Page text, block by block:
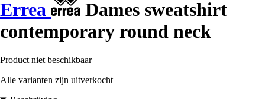
Errea
Dames sweatshirt
contemporary round neck
Product niet beschikbaar
Alle varianten zijn uitverkocht